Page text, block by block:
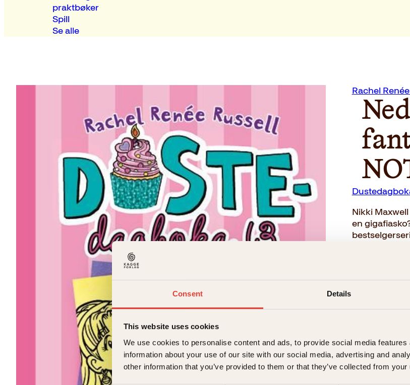
Consent Details
This website uses cookies
We use cookies to personalise content and ads, to provide social media
information about your use of our site with our social media, advertising and
other information that you’ve provided to them or that they’ve collected from
praktbøker
Spill
Se alle
Rachel
Nikki
en